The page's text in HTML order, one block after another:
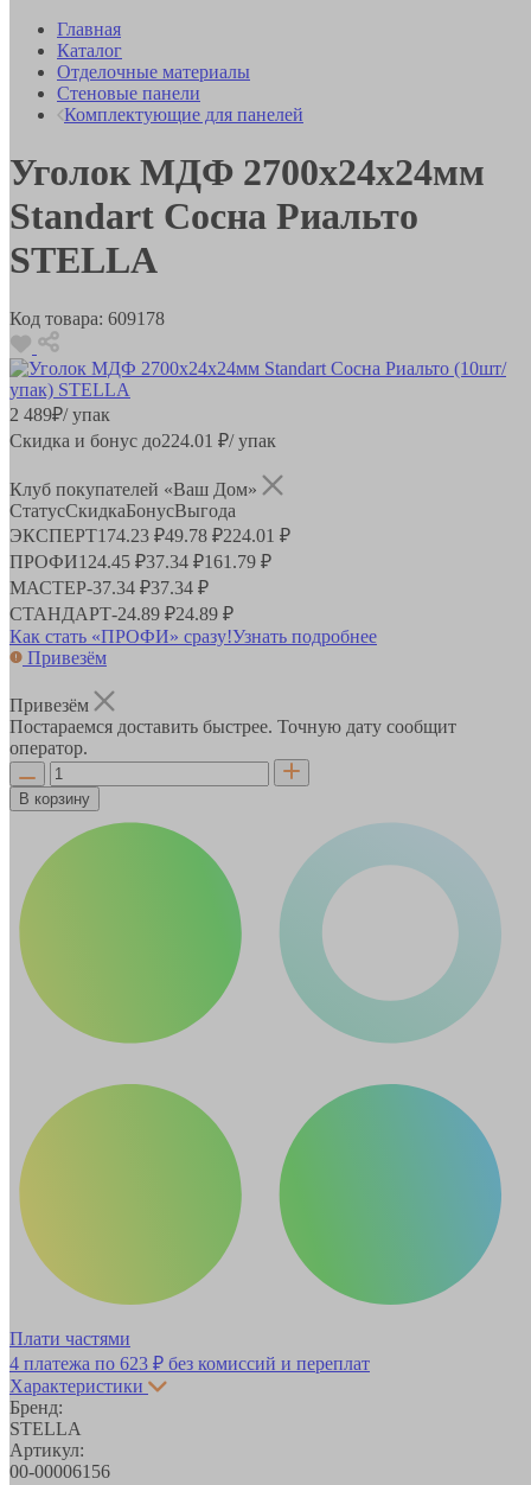
Главная
Каталог
Отделочные материалы
Стеновые панели
Комплектующие для панелей
Уголок МДФ 2700х24х24мм
Standart Сосна Риальто
STELLA
Код товара: 609178
2 489₽/ упак
Скидка и бонус до224.01 ₽/ упак
Клуб покупателей «Ваш Дом»
СтатусСкидкаБонусВыгода
ЭКСПЕРТ174.23 ₽49.78 ₽224.01 ₽
ПРОФИ124.45 ₽37.34 ₽161.79 ₽
МАСТЕР-37.34 ₽37.34 ₽
СТАНДАРТ-24.89 ₽24.89 ₽
Как стать «ПРОФИ» сразу!Узнать подробнее
Привезём
Привезём
Постараемся доставить быстрее. Точную дату сообщит
оператор.
В корзину
Плати частями
4 платежа по 623 ₽ без комиссий и переплат
Характеристики
Бренд:
STELLA
Артикул:
00-00006156